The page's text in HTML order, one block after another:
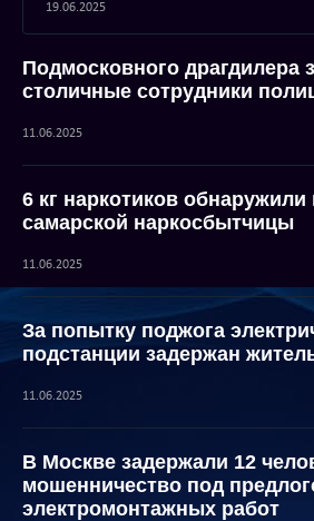
19.06.2025
Подмосковного драгдилера
столичные сотрудники
11.06.2025
6 кг наркотиков обнаружили
самарской наркосбытчицы
11.06.2025
За попытку поджога
подстанции задержан
11.06.2025
В Москве задержали 12
мошенничество под
электромонтажных работ